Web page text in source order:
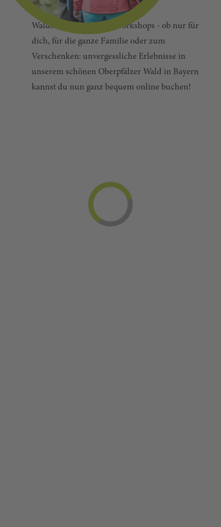
Ob Eintrittskarten, Führungen,
Waldschnuppern oder Workshops - ob nur für
dich, für die ganze Familie oder zum
Verschenken: unvergessliche Erlebnisse in
unserem schönen Oberpfälzer Wald in Bayern
kannst du nun ganz bequem online buchen!